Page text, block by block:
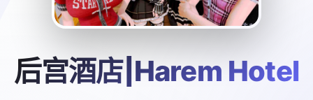
后宫酒店|Harem Hotel